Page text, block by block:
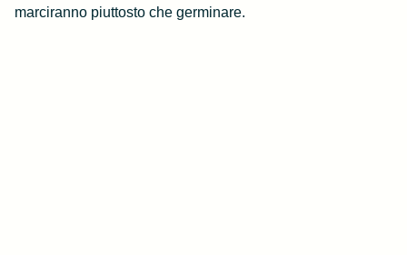
marciranno piuttosto che germinare.